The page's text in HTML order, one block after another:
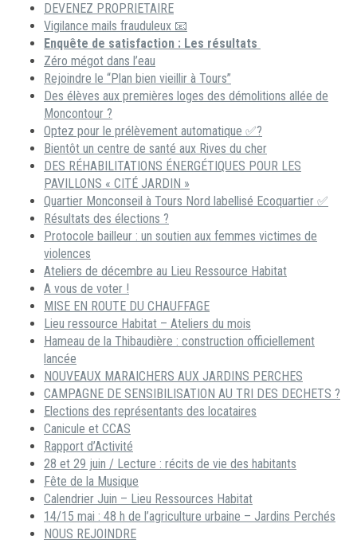
DEVENEZ PROPRIETAIRE
Vigilance mails frauduleux 📧
Enquête de satisfaction : Les résultats
Zéro mégot dans l’eau
Rejoindre le “Plan bien vieillir à Tours”
Des élèves aux premières loges des démolitions allée de
Moncontour ?
Optez pour le prélèvement automatique ✅?
Bientôt un centre de santé aux Rives du cher
DES RÉHABILITATIONS ÉNERGÉTIQUES POUR LES
PAVILLONS « CITÉ JARDIN »
Quartier Monconseil à Tours Nord labellisé Ecoquartier ✅
Résultats des élections ?
Protocole bailleur : un soutien aux femmes victimes de
violences
Ateliers de décembre au Lieu Ressource Habitat
A vous de voter !
MISE EN ROUTE DU CHAUFFAGE
Lieu ressource Habitat – Ateliers du mois
Hameau de la Thibaudière : construction officiellement
lancée
NOUVEAUX MARAICHERS AUX JARDINS PERCHES
CAMPAGNE DE SENSIBILISATION AU TRI DES DECHETS ?
Elections des représentants des locataires
Canicule et CCAS
Rapport d’Activité
28 et 29 juin / Lecture : récits de vie des habitants
Fête de la Musique
Calendrier Juin – Lieu Ressources Habitat
14/15 mai : 48 h de l’agriculture urbaine – Jardins Perchés
NOUS REJOINDRE